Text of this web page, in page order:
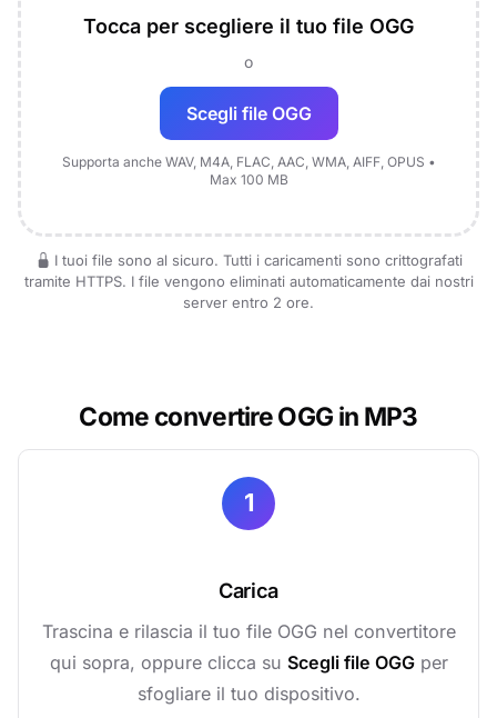
Tocca per scegliere il tuo file OGG
o
Scegli file OGG
Supporta anche WAV, M4A, FLAC, AAC, WMA, AIFF, OPUS •
Max 100 MB
I tuoi file sono al sicuro. Tutti i caricamenti sono crittografati
tramite HTTPS. I file vengono eliminati automaticamente dai nostri
server entro 2 ore.
Come convertire OGG in MP3
1
Carica
Trascina e rilascia il tuo file OGG nel convertitore
qui sopra, oppure clicca su Scegli file OGGper
sfogliare il tuo dispositivo.